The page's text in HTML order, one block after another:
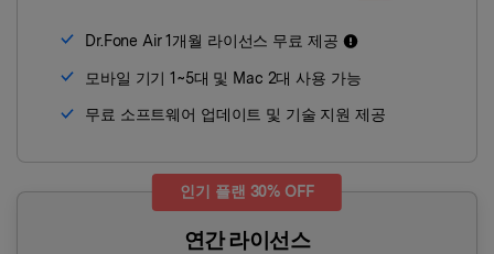
Dr.Fone Air 1개월 라이선스 무료 제공
모바일 기기 1~5대 및 Mac 2대 사용 가능
무료 소프트웨어 업데이트 및 기술 지원 제공
인기 플랜 30% OFF
연간 라이선스